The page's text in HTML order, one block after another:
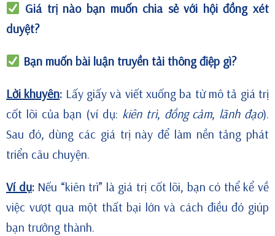
Giá trị nào bạn muốn chia sẻ với hội đồng xét
duyệt?
Bạn muốn bài luận truyền tải thông điệp gì?
Lời khuyên: Lấy giấy và viết xuống ba từ mô tả giá trị
cốt lõi của bạn (ví dụ: kiên trì, đồng cảm, lãnh đạo).
Sau đó, dùng các giá trị này để làm nền tảng phát
triển câu chuyện.
Ví dụ:Nếu “kiên trì” là giá trị cốt lõi, bạn có thể kể về
việc vượt qua một thất bại lớn và cách điều đó giúp
bạn trưởng thành.